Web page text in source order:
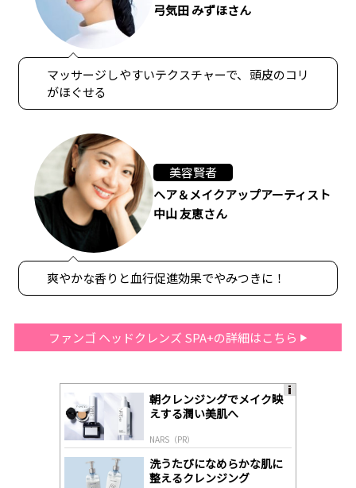
弓気田 みずほさん
マッサージしやすいテクスチャーで、頭皮のコリ
がほぐせる
美容賢者
ヘア＆メイクアップアーティスト
中山 友恵さん
爽やかな香りと血行促進効果でやみつきに！
ファンゴ ヘッドクレンズ SPA+の詳細はこちら
朝クレンジングでメイク映
えする潤い美肌へ
NARS（PR）
洗うたびになめらかな肌に
整えるクレンジング